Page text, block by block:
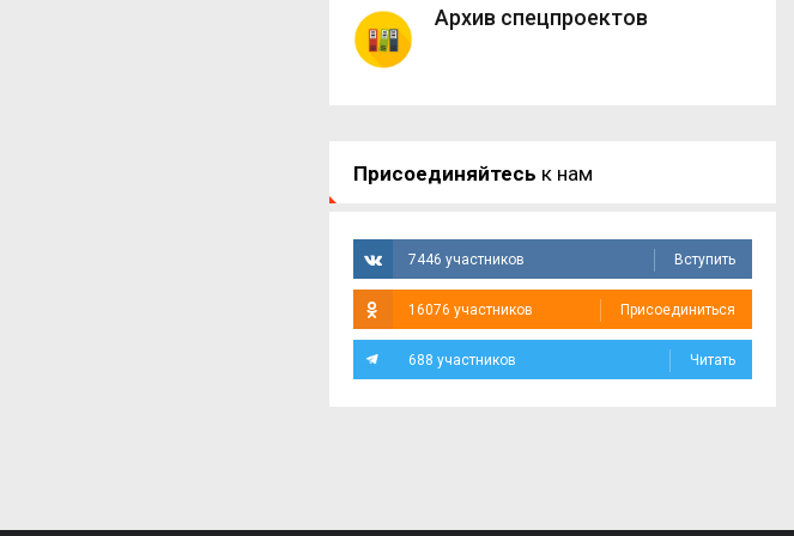
Архив спецпроектов
Присоединяйтесь к нам
7446 участников Вступить
16076 участников Присоединиться
688 участников Читать